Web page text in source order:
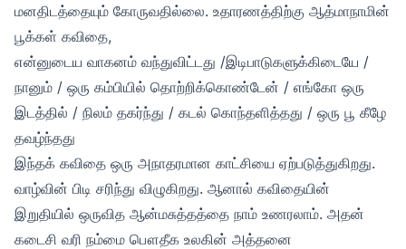
மனதிடத்தையும் கோருவதில்லை. உதாரணத்திற்கு ஆத்மாநாமின்
பூக்கள் கவிதை,
என்னுடைய வாகனம் வந்துவிட்டது /இடிபாடுகளுக்கிடையே /
நானும் / ஒரு கம்பியில் தொற்றிக்கொண்டேன் / எங்கோ ஒரு
இடத்தில் / நிலம் தகர்ந்து / கடல் கொந்தளித்தது / ஒரு பூ கீழே
தவழ்ந்தது
இந்தக் கவிதை ஒரு அநாதரமான காட்சியை ஏற்படுத்துகிறது.
வாழ்வின் பிடி சரிந்து விழுகிறது. ஆனால் கவிதையின்
இறுதியில் ஒருவித ஆன்மசுத்தத்தை நாம் உணரலாம். அதன்
கடைசி வரி நம்மை பௌதீக உலகின் அத்தனை